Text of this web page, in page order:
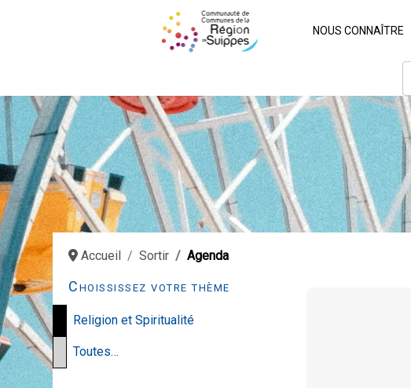
NOUS CONNAÎTRE
Accueil Sortir Agenda
Choississez votre thème
Religion et Spiritualité
Toutes…